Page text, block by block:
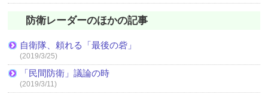
防衛レーダーのほかの記事
自衛隊、頼れる「最後の砦」
(2019/3/25)
「民間防衛」議論の時
(2019/3/11)